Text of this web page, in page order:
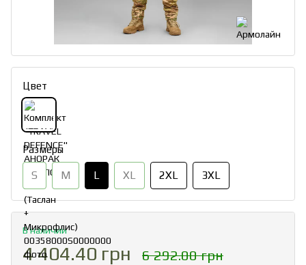
Цвет
Размеры
S M L XL 2XL 3XL
В наличии
4 404.40 грн 6 292.00 грн